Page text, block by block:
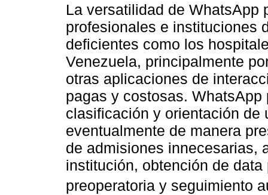
La versatilidad de WhatsApp
profesionales e instituciones
deficientes como los
Venezuela, principalmente
otras aplicaciones de
pagas y costosas.
clasificación y orientación de
eventualmente de manera
de admisiones innecesarias,
institución, obtención de
preoperatoria y seguimiento